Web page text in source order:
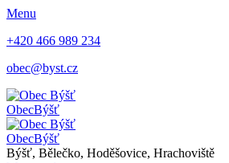
Menu
+420 466 989 234
obec@byst.cz
ObecBýšť
ObecBýšť
Býšť, Bělečko, Hoděšovice, Hrachoviště